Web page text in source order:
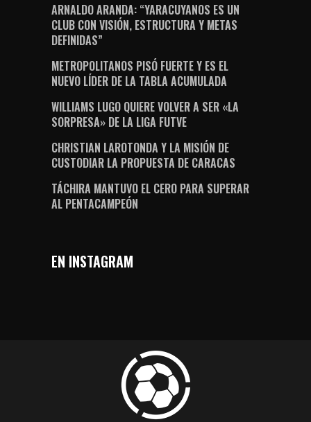
ARNALDO ARANDA: “YARACUYANOS ES UN
CLUB CON VISIÓN, ESTRUCTURA Y METAS
DEFINIDAS”
METROPOLITANOS PISÓ FUERTE Y ES EL
NUEVO LÍDER DE LA TABLA ACUMULADA
WILLIAMS LUGO QUIERE VOLVER A SER «LA
SORPRESA» DE LA LIGA FUTVE
CHRISTIAN LAROTONDA Y LA MISIÓN DE
CUSTODIAR LA PROPUESTA DE CARACAS
TÁCHIRA MANTUVO EL CERO PARA SUPERAR
AL PENTACAMPEÓN
EN INSTAGRAM